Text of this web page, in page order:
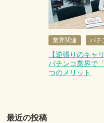
業界関連 パチ
【逆張りのキャ
パチンコ業界で
つのメリット
最近の投稿